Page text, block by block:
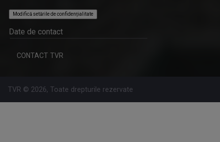
Modifică setările de confidențialitate
Date de contact
CONTACT TVR
TVR © 2026, Toate drepturile rezervate